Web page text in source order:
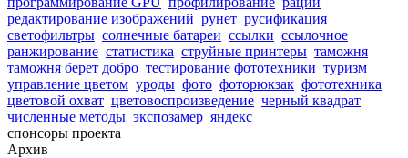
редактирование изображений рунет русификация
светофильтры солнечные батареи ссылки ссылочное
ранжирование статистика струйные принтеры таможня
таможня берет добро тестирование фототехники туризм
управление цветом уроды фото фоторюкзак фототехника
цветовой охват цветовоспроизведение черный квадрат
численные методы экспозамер яндекс
спонсоры проекта
Архив